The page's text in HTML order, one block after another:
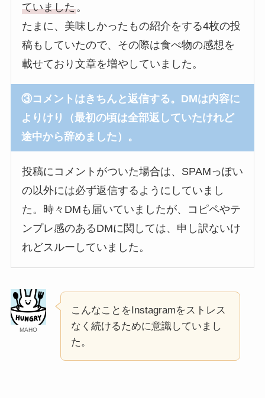
ていました。
たまに、美味しかったもの紹介をする4枚の投
稿もしていたので、その際は食べ物の感想を
載せており文章を増やしていました。
③コメントはきちんと返信する。DMは内容に
よりけり（最初の頃は全部返していたけれど
途中から辞めました）。
投稿にコメントがついた場合は、SPAMっぽい
の以外には必ず返信するようにしていまし
た。時々DMも届いていましたが、コピペやテ
ンプレ感のあるDMに関しては、申し訳ないけ
れどスルーしていました。
MAHO
こんなことをInstagramをストレス
なく続けるために意識していまし
た。